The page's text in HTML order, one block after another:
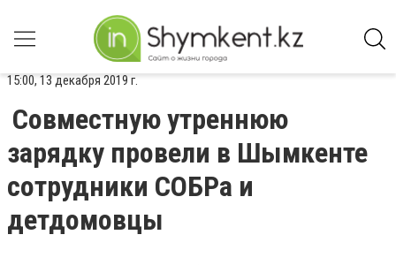
15:00, 13 декабря 2019 г.
Совместную утреннюю
зарядку провели в Шымкенте
сотрудники СОБРа и
детдомовцы